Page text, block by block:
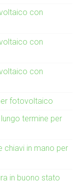
con
con
con
fotovoltaico
termine per
in mano per
in buono stato